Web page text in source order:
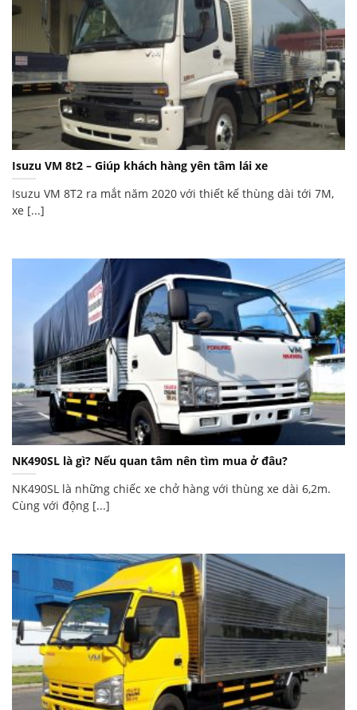
Isuzu VM 8t2 – Giúp khách hàng yên tâm lái xe
Isuzu VM 8T2 ra mắt năm 2020 với thiết kế thùng dài tới 7M,
xe [...]
NK490SL là gì? Nếu quan tâm nên tìm mua ở đâu?
NK490SL là những chiếc xe chở hàng với thùng xe dài 6,2m.
Cùng với động [...]